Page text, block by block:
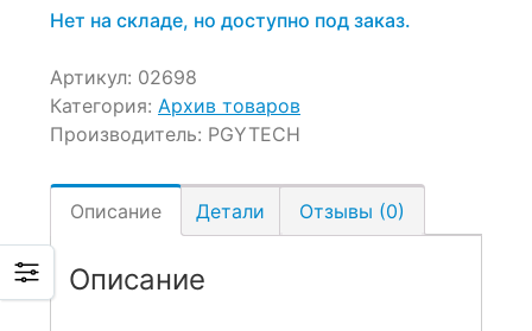
Нет на складе, но доступно под заказ.
Артикул: 02698
Категория: Архив товаров
Производитель: PGYTECH
Описание Детали Отзывы (0)
Описание